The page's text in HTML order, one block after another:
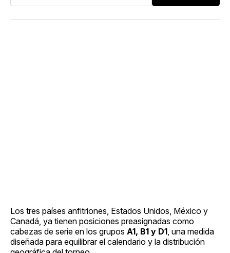
Los tres países anfitriones, Estados Unidos, México y
Canadá, ya tienen posiciones preasignadas como
cabezas de serie en los grupos A1, B1 y D1 , una medida
diseñada para equilibrar el calendario y la distribución